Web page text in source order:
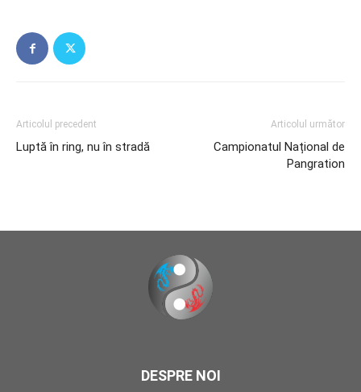
Articolul precedent
Luptă în ring, nu în stradă
Articolul următor
Campionatul Național de
Pangration
DESPRE NOI